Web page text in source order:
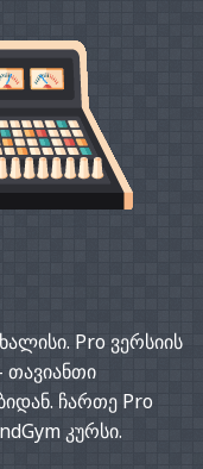
Pro ვერსიის
თავიანთი
ჩართე Pro
კურსი.